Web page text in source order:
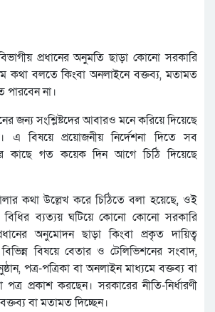
প্রধানের অনুমতি ছাড়া কোনো সরকারি
কথা বলতে কিংবা অনলাইনে বক্তব্য, মতামত
পারবেন না।
জন্য সংশ্লিষ্টদের আবারও মনে করিয়ে দিয়েছে
এ বিষয়ে প্রয়োজনীয় নির্দেশনা দিতে সব
কাছে গত কয়েক দিন আগে চিঠি দিয়েছে
কথা উল্লেখ করে চিঠিতে বলা হয়েছে, ওই
বিধির ব্যত্যয় ঘটিয়ে কোনো কোনো সরকারি
অনুমোদন ছাড়া কিংবা প্রকৃত দায়িত্ব
বিষয়ে বেতার ও টেলিভিশনের সংবাদ,
পত্র-পত্রিকা বা অনলাইন মাধ্যমে বক্তব্য বা
প্রকাশ করছেন। সরকারের নীতি-নির্ধারণী
বা মতামত দিচ্ছেন।